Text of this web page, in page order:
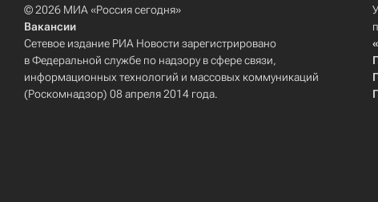
© 2026 МИА «Россия сегодня»
Вакансии
Сетевое издание РИА Новости зарегистрировано
в Федеральной службе по надзору в сфере связи,
информационных технологий и массовых коммуникаций
(Роскомнадзор) 08 апреля 2014 года.